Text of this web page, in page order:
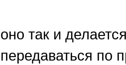
оно так и
передаваться по